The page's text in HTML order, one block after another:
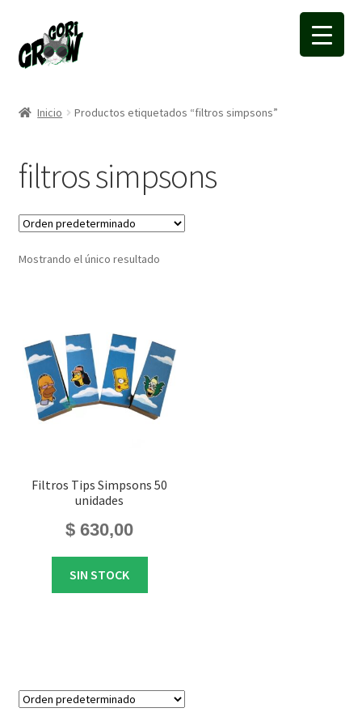
a
la
a
la
Inicio Productos etiquetados “filtros simpsons”
filtros simpsons
Mostrando el único resultado
Filtros Tips Simpsons 50
unidades
$ 630,00
SIN STOCK